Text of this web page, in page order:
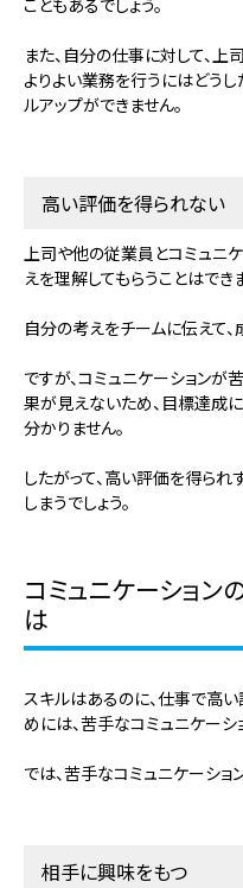
こともあるでしょう。
また、自分の仕事に対して、上
よりよい業務を行うにはどう
ルアップができません。
高い評価を得られない
上司や他の従業員とコミュニ
えを理解してもらうことはでき
自分の考えをチームに伝えて、
ですが、コミュニケーション
果が見えないため、目標達成
分かりません。
したがって、高い評価を得られ
しまうでしょう。
コミュニケーショ
は
スキルはあるのに、仕事で高
めには、苦手なコミュニケーシ
では、苦手なコミュニケーショ
相手に興味をもつ